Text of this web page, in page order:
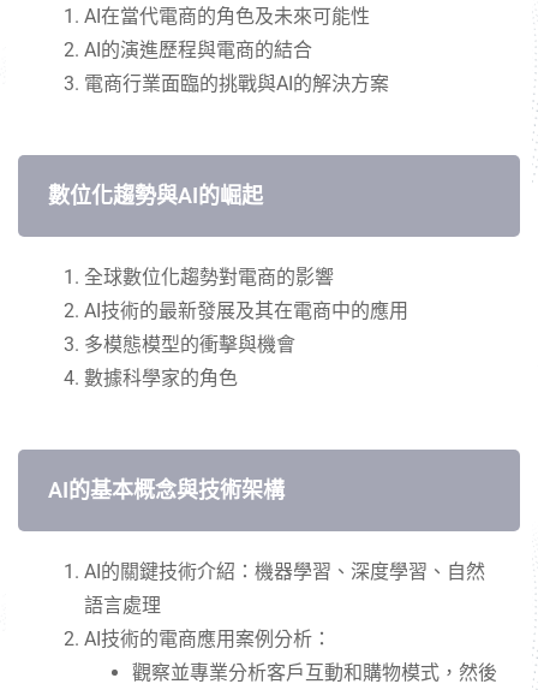
AI在當代電商的角色及未來可能性
AI的演進歷程與電商的結合
電商行業面臨的挑戰與AI的解決方案
數位化趨勢與AI的崛起
全球數位化趨勢對電商的影響
AI技術的最新發展及其在電商中的應用
多模態模型的衝擊與機會
數據科學家的角色
AI的基本概念與技術架構
AI的關鍵技術介紹：機器學習、深度學習、自然
語言處理​
AI技術的電商應用案例分析：​
觀察並專業分析客戶互動和購物模式，然後